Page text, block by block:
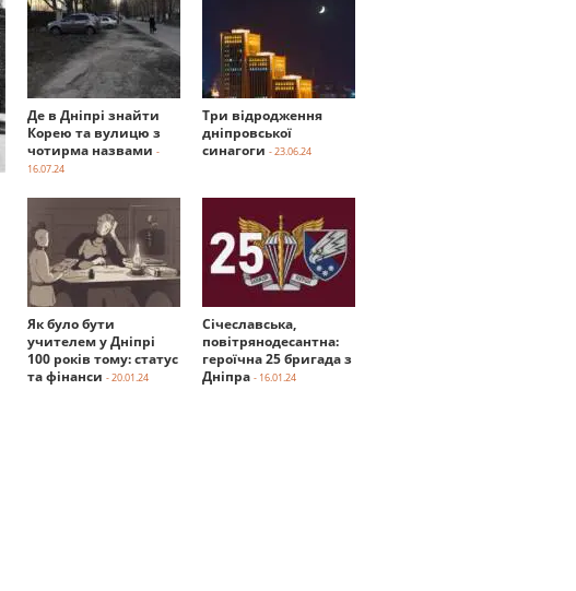
Де в Дніпрі знайти
Корею та вулицю з
чотирма назвами -
16.07.24
Три відродження
дніпровської
синагоги - 23.06.24
Як було бути
учителем у Дніпрі
100 років тому: статус
та фінанси - 20.01.24
Січеславська,
повітрянодесантна:
героїчна 25 бригада з
Дніпра - 16.01.24